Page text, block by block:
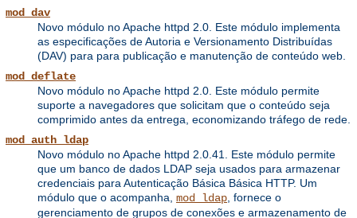
mod_dav
Novo módulo no Apache httpd 2.0. Este módulo implementa
as especificações de Autoria e Versionamento Distribuídas
(DAV) para para publicação e manutenção de conteúdo web.
mod_deflate
Novo módulo no Apache httpd 2.0. Este módulo permite
suporte a navegadores que solicitam que o conteúdo seja
comprimido antes da entrega, economizando tráfego de rede.
mod_auth_ldap
Novo módulo no Apache httpd 2.0.41. Este módulo permite
que um banco de dados LDAP seja usados para armazenar
credenciais para Autenticação Básica Básica HTTP. Um
módulo que o acompanha, mod_ldap, fornece o
gerenciamento de grupos de conexões e armazenamento de